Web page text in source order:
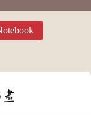
畫